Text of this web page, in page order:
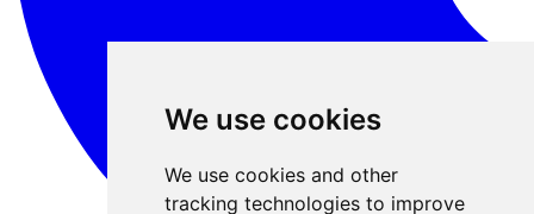
We use cookies
We use cookies and other
tracking technologies to improve